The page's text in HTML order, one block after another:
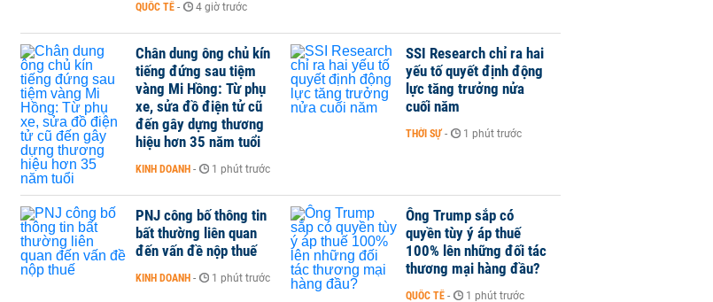
QUỐC TẾ - 4 giờ trước
Chân dung ông chủ kín
tiếng đứng sau tiệm
vàng Mi Hồng: Từ phụ
xe, sửa đồ điện tử cũ
đến gây dựng thương
hiệu hơn 35 năm tuổi
KINH DOANH - 1 phút trước
SSI Research chỉ ra hai
yếu tố quyết định động
lực tăng trưởng nửa
cuối năm
THỜI SỰ - 1 phút trước
PNJ công bố thông tin
bất thường liên quan
đến vấn đề nộp thuế
KINH DOANH - 1 phút trước
Ông Trump sắp có
quyền tùy ý áp thuế
100% lên những đối tác
thương mại hàng đầu?
QUỐC TẾ - 1 phút trước